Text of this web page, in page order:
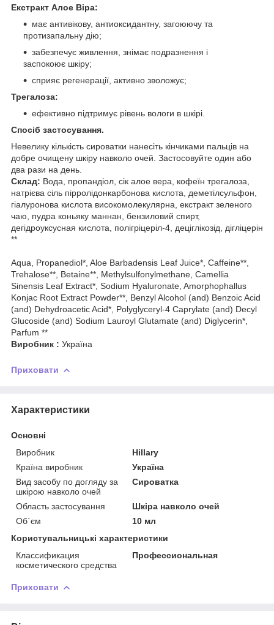
Екстракт Алое Віра:
має антивікову, антиоксидантну, загоюючу та
протизапальну дію;
забезпечує живлення, знімає подразнення і
заспокоює шкіру;
сприяє регенерації, активно зволожує;
Трегалоза:
ефективно підтримує рівень вологи в шкірі.
Спосіб застосування.
Невелику кількість сироватки нанесіть кінчиками пальців на
добре очищену шкіру навколо очей. Застосовуйте один або
два рази на день.
Склад: Вода, пропандіол, сік алое вера, кофеїн трегалоза,
натрієва сіль пірролідонкарбонова кислота, деметілсульфон,
гіалуронова кислота високомолекулярна, екстракт зеленого
чаю, пудра коньяку маннан, бензиловий спирт,
дегідроуксусная кислота, полігріцеріл-4, деціглікозід, дігліцерін
**
Aqua, Propanediol*, Aloe Barbadensis Leaf Juice*, Caffeine**,
Trehalose**, Betaine**, Methylsulfonylmethane, Camellia
Sinensis Leaf Extract*, Sodium Hyaluronate, Amorphophallus
Konjac Root Extract Powder**, Benzyl Alcohol (and) Benzoic Acid
(and) Dehydroacetic Acid*, Polyglyceryl-4 Caprylate (and) Decyl
Glucoside (and) Sodium Lauroyl Glutamate (and) Diglycerin*,
Parfum **
Виробник : Україна
Приховати
Характеристики
Основні
Виробник
Hillary
Країна виробник
Україна
Вид засобу по догляду за
шкірою навколо очей
Сироватка
Область застосування
Шкіра навколо очей
Об`єм
10 мл
Користувальницькі характеристики
Классификация
косметического средства
Профессиональная
Приховати